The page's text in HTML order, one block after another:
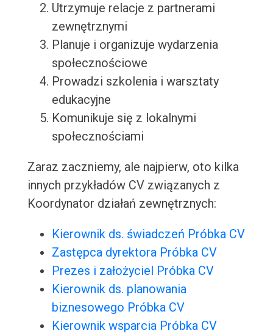
Utrzymuje relacje z partnerami
zewnętrznymi
Planuje i organizuje wydarzenia
społecznościowe
Prowadzi szkolenia i warsztaty
edukacyjne
Komunikuje się z lokalnymi
społecznościami
Zaraz zaczniemy, ale najpierw, oto kilka
innych przykładów CV związanych z
Koordynator działań zewnętrznych:
Kierownik ds. świadczeń Próbka CV
Zastępca dyrektora Próbka CV
Prezes i założyciel Próbka CV
Kierownik ds. planowania
biznesowego Próbka CV
Kierownik wsparcia Próbka CV